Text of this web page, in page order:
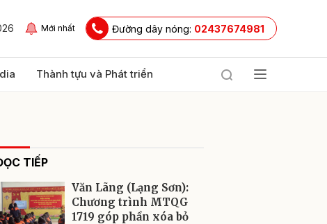
Mới nhất Đường dây nóng: 02437674981
Thành tựu và Phát triển
TIẾP
Văn Lãng (Lạng Sơn):
Chương trình MTQG
1719 góp phần xóa bỏ